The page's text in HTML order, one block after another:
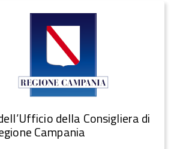
della Consigliera di
Campania